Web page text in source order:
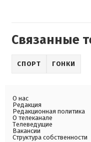
Связанные
СПОРТ ГОНКИ
О нас
Редакция
Редакционная политика
О телеканале
Телеведущие
Вакансии
Структура собственности